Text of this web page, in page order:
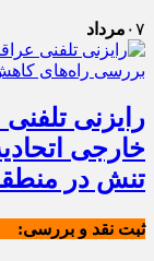
۰۷ مرداد
رایزنی
خارجی
تنش در
ثبت نقد و بررسی: